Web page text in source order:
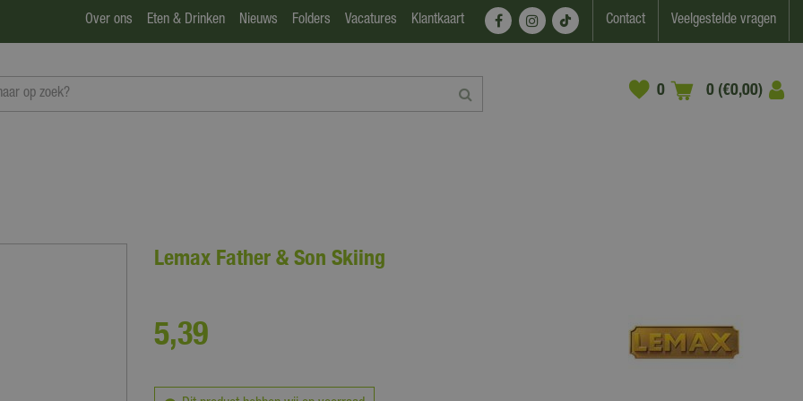
Over ons Eten & Drinken Nieuws Folders Vacatures Klantkaart Contact Veelgestelde vragen
0 (€0,00)
Lemax Father & Son Skiing
5,39